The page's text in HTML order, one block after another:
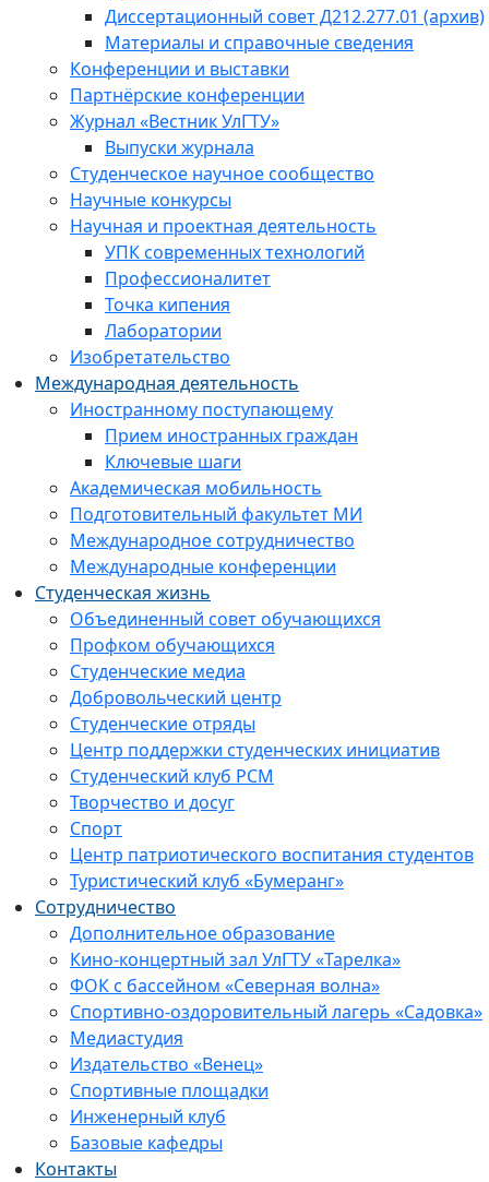
Диссертационный совет Д212.277.01 (архив)
Материалы и справочные сведения
Конференции и выставки
Партнёрские конференции
Журнал «Вестник УлГТУ»
Выпуски журнала
Студенческое научное сообщество
Научные конкурсы
Научная и проектная деятельность
УПК современных технологий
Профессионалитет
Точка кипения
Лаборатории
Изобретательство
Международная деятельность
Иностранному поступающему
Прием иностранных граждан
Ключевые шаги
Академическая мобильность
Подготовительный факультет МИ
Международное сотрудничество
Международные конференции
Студенческая жизнь
Объединенный совет обучающихся
Профком обучающихся
Студенческие медиа
Добровольческий центр
Студенческие отряды
Центр поддержки студенческих инициатив
Студенческий клуб РСМ
Творчество и досуг
Спорт
Центр патриотического воспитания студентов
Туристический клуб «Бумеранг»
Сотрудничество
Дополнительное образование
Кино-концертный зал УлГТУ «Тарелка»
ФОК с бассейном «Северная волна»
Спортивно-оздоровительный лагерь «Садовка»
Медиастудия
Издательство «Венец»
Спортивные площадки
Инженерный клуб
Базовые кафедры
Контакты